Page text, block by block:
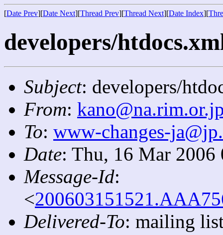
[Date Prev][Date Next][Thread Prev][Thread Next][Date Index][
developers/
Subject: developers/
From:
To: www-changes-
Date: Thu, 16 Mar
Message-Id:
<
Delivered-To: mailing